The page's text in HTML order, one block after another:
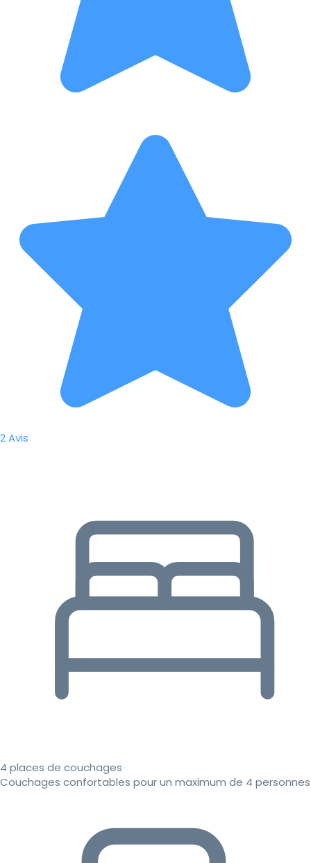
2 Avis
4 places de couchages
Couchages confortables pour un maximum de 4 personnes